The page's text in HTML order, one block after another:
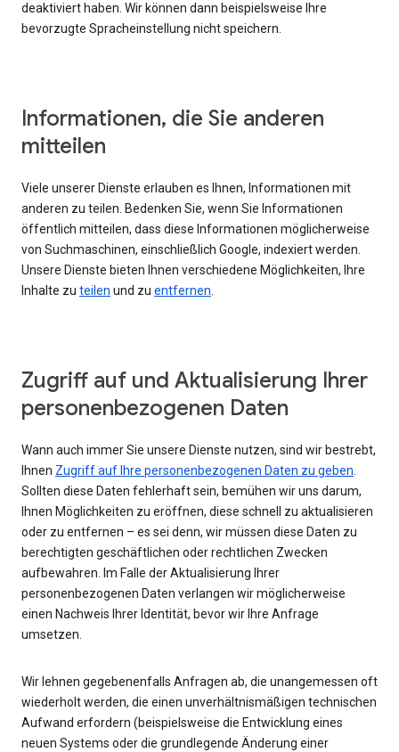
deaktiviert haben. Wir können dann beispielsweise Ihre
bevorzugte Spracheinstellung nicht speichern.
Informationen, die Sie anderen
mitteilen
Viele unserer Dienste erlauben es Ihnen, Informationen mit
anderen zu teilen. Bedenken Sie, wenn Sie Informationen
öffentlich mitteilen, dass diese Informationen möglicherweise
von Suchmaschinen, einschließlich Google, indexiert werden.
Unsere Dienste bieten Ihnen verschiedene Möglichkeiten, Ihre
Inhalte zu teilen und zu entfernen.
Zugriff auf und Aktualisierung Ihrer
personenbezogenen Daten
Wann auch immer Sie unsere Dienste nutzen, sind wir bestrebt,
Ihnen Zugriff auf Ihre personenbezogenen Daten zu geben.
Sollten diese Daten fehlerhaft sein, bemühen wir uns darum,
Ihnen Möglichkeiten zu eröffnen, diese schnell zu aktualisieren
oder zu entfernen – es sei denn, wir müssen diese Daten zu
berechtigten geschäftlichen oder rechtlichen Zwecken
aufbewahren. Im Falle der Aktualisierung Ihrer
personenbezogenen Daten verlangen wir möglicherweise
einen Nachweis Ihrer Identität, bevor wir Ihre Anfrage
umsetzen.
Wir lehnen gegebenenfalls Anfragen ab, die unangemessen oft
wiederholt werden, die einen unverhältnismäßigen technischen
Aufwand erfordern (beispielsweise die Entwicklung eines
neuen Systems oder die grundlegende Änderung einer